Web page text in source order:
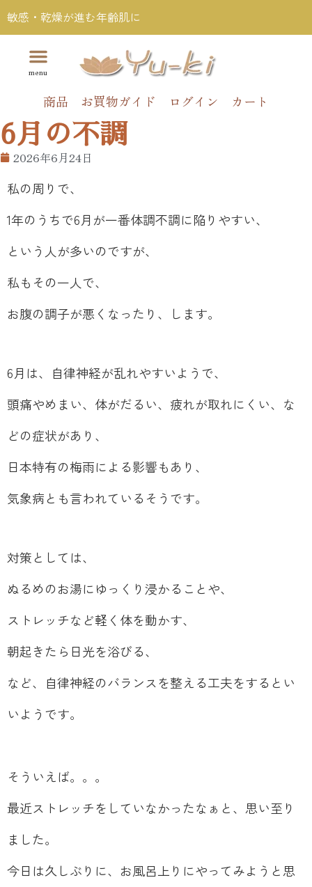
敏感・乾燥が進む年齢肌に
商品 お買物ガイド ログイン カート
6月の不調
2026年6月24日
私の周りで、
1年のうちで6月が一番体調不調に陥りやすい、
という人が多いのですが、
私もその一人で、
お腹の調子が悪くなったり、します。
6月は、自律神経が乱れやすいようで、
頭痛やめまい、体がだるい、疲れが取れにくい、な
どの症状があり、
日本特有の梅雨による影響もあり、
気象病とも言われているそうです。
対策としては、
ぬるめのお湯にゆっくり浸かることや、
ストレッチなど軽く体を動かす、
朝起きたら日光を浴びる、
など、自律神経のバランスを整える工夫をするとい
いようです。
そういえば。。。
最近ストレッチをしていなかったなぁと、思い至り
ました。
今日は久しぶりに、お風呂上りにやってみようと思